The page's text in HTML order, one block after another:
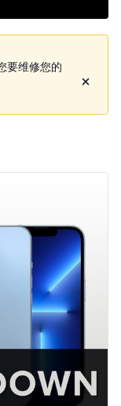
要维修您的